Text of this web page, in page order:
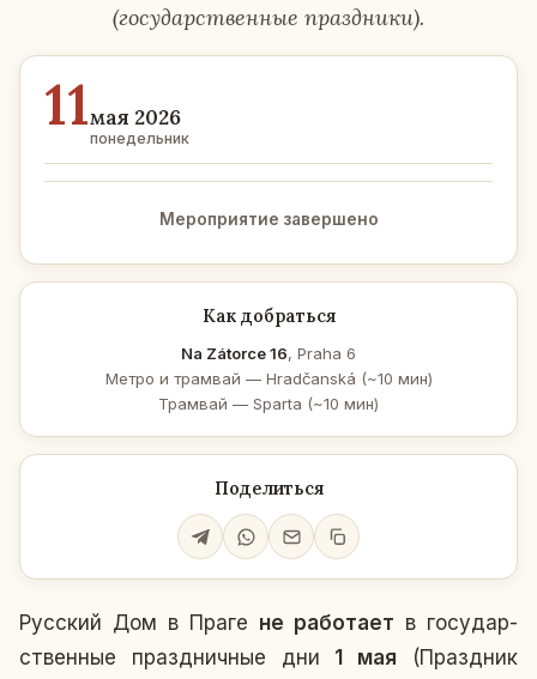
(государственные праздники).
11мая 2026
понедельник
Мероприятие завершено
Как добраться
Na Zátorce 16, Praha 6
Метро и трамвай — Hradčanská (~10 мин)
Трамвай — Sparta (~10 мин)
Поделиться
Рус­ский Дом в Праге не ра­бо­та­ет в го­су­дар­
ствен­ные празд­нич­ные дни 1 мая (Празд­ник